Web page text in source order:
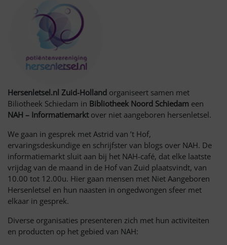
Hersenletsel.nl Zuid-Holland organiseert samen met
Biliotheek Schiedam in Bibliotheek Noord Schiedam een
NAH – Informatiemarktover niet aangeboren hersenletsel.
We gaan in gesprek met Astrid van ’t Hof,
ervaringsdeskundige en schrijfster van blogs over NAH. De
informatiemarkt sluit aan bij het NAH-café, dat elke laatste
vrijdag van de maand in de Hof van Zuid plaatsvindt, van
10.00 tot 12.00u. Hier gaan mensen met Niet Aangeboren
Hersenletsel en hun naasten in ongedwongen sfeer met
elkaar in gesprek.
Diverse organisaties presenteren zich met hun activiteiten
en producten op het gebied van NAH: